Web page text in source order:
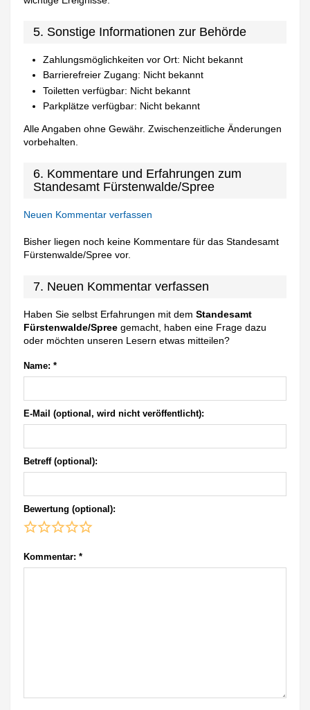
5. Sonstige Informationen zur Behörde
Zahlungsmöglichkeiten vor Ort: Nicht bekannt
Barrierefreier Zugang: Nicht bekannt
Toiletten verfügbar: Nicht bekannt
Parkplätze verfügbar: Nicht bekannt
Alle Angaben ohne Gewähr. Zwischenzeitliche Änderungen
vorbehalten.
6. Kommentare und Erfahrungen zum
Standesamt Fürstenwalde/Spree
Neuen Kommentar verfassen
Bisher liegen noch keine Kommentare für das Standesamt
Fürstenwalde/Spree vor.
7. Neuen Kommentar verfassen
Haben Sie selbst Erfahrungen mit demStandesamt
Fürstenwalde/Spree gemacht, haben eine Frage dazu
oder möchten unseren Lesern etwas mitteilen?
Name: *
E-Mail (optional, wird nicht veröffentlicht):
Betreff (optional):
Bewertung (optional):
Kommentar: *